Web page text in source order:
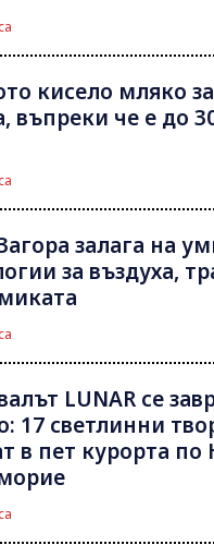
кисело мляко
въпреки че е до
залага на
за въздуха,
LUNAR се
17 светлинни
в пет курорта